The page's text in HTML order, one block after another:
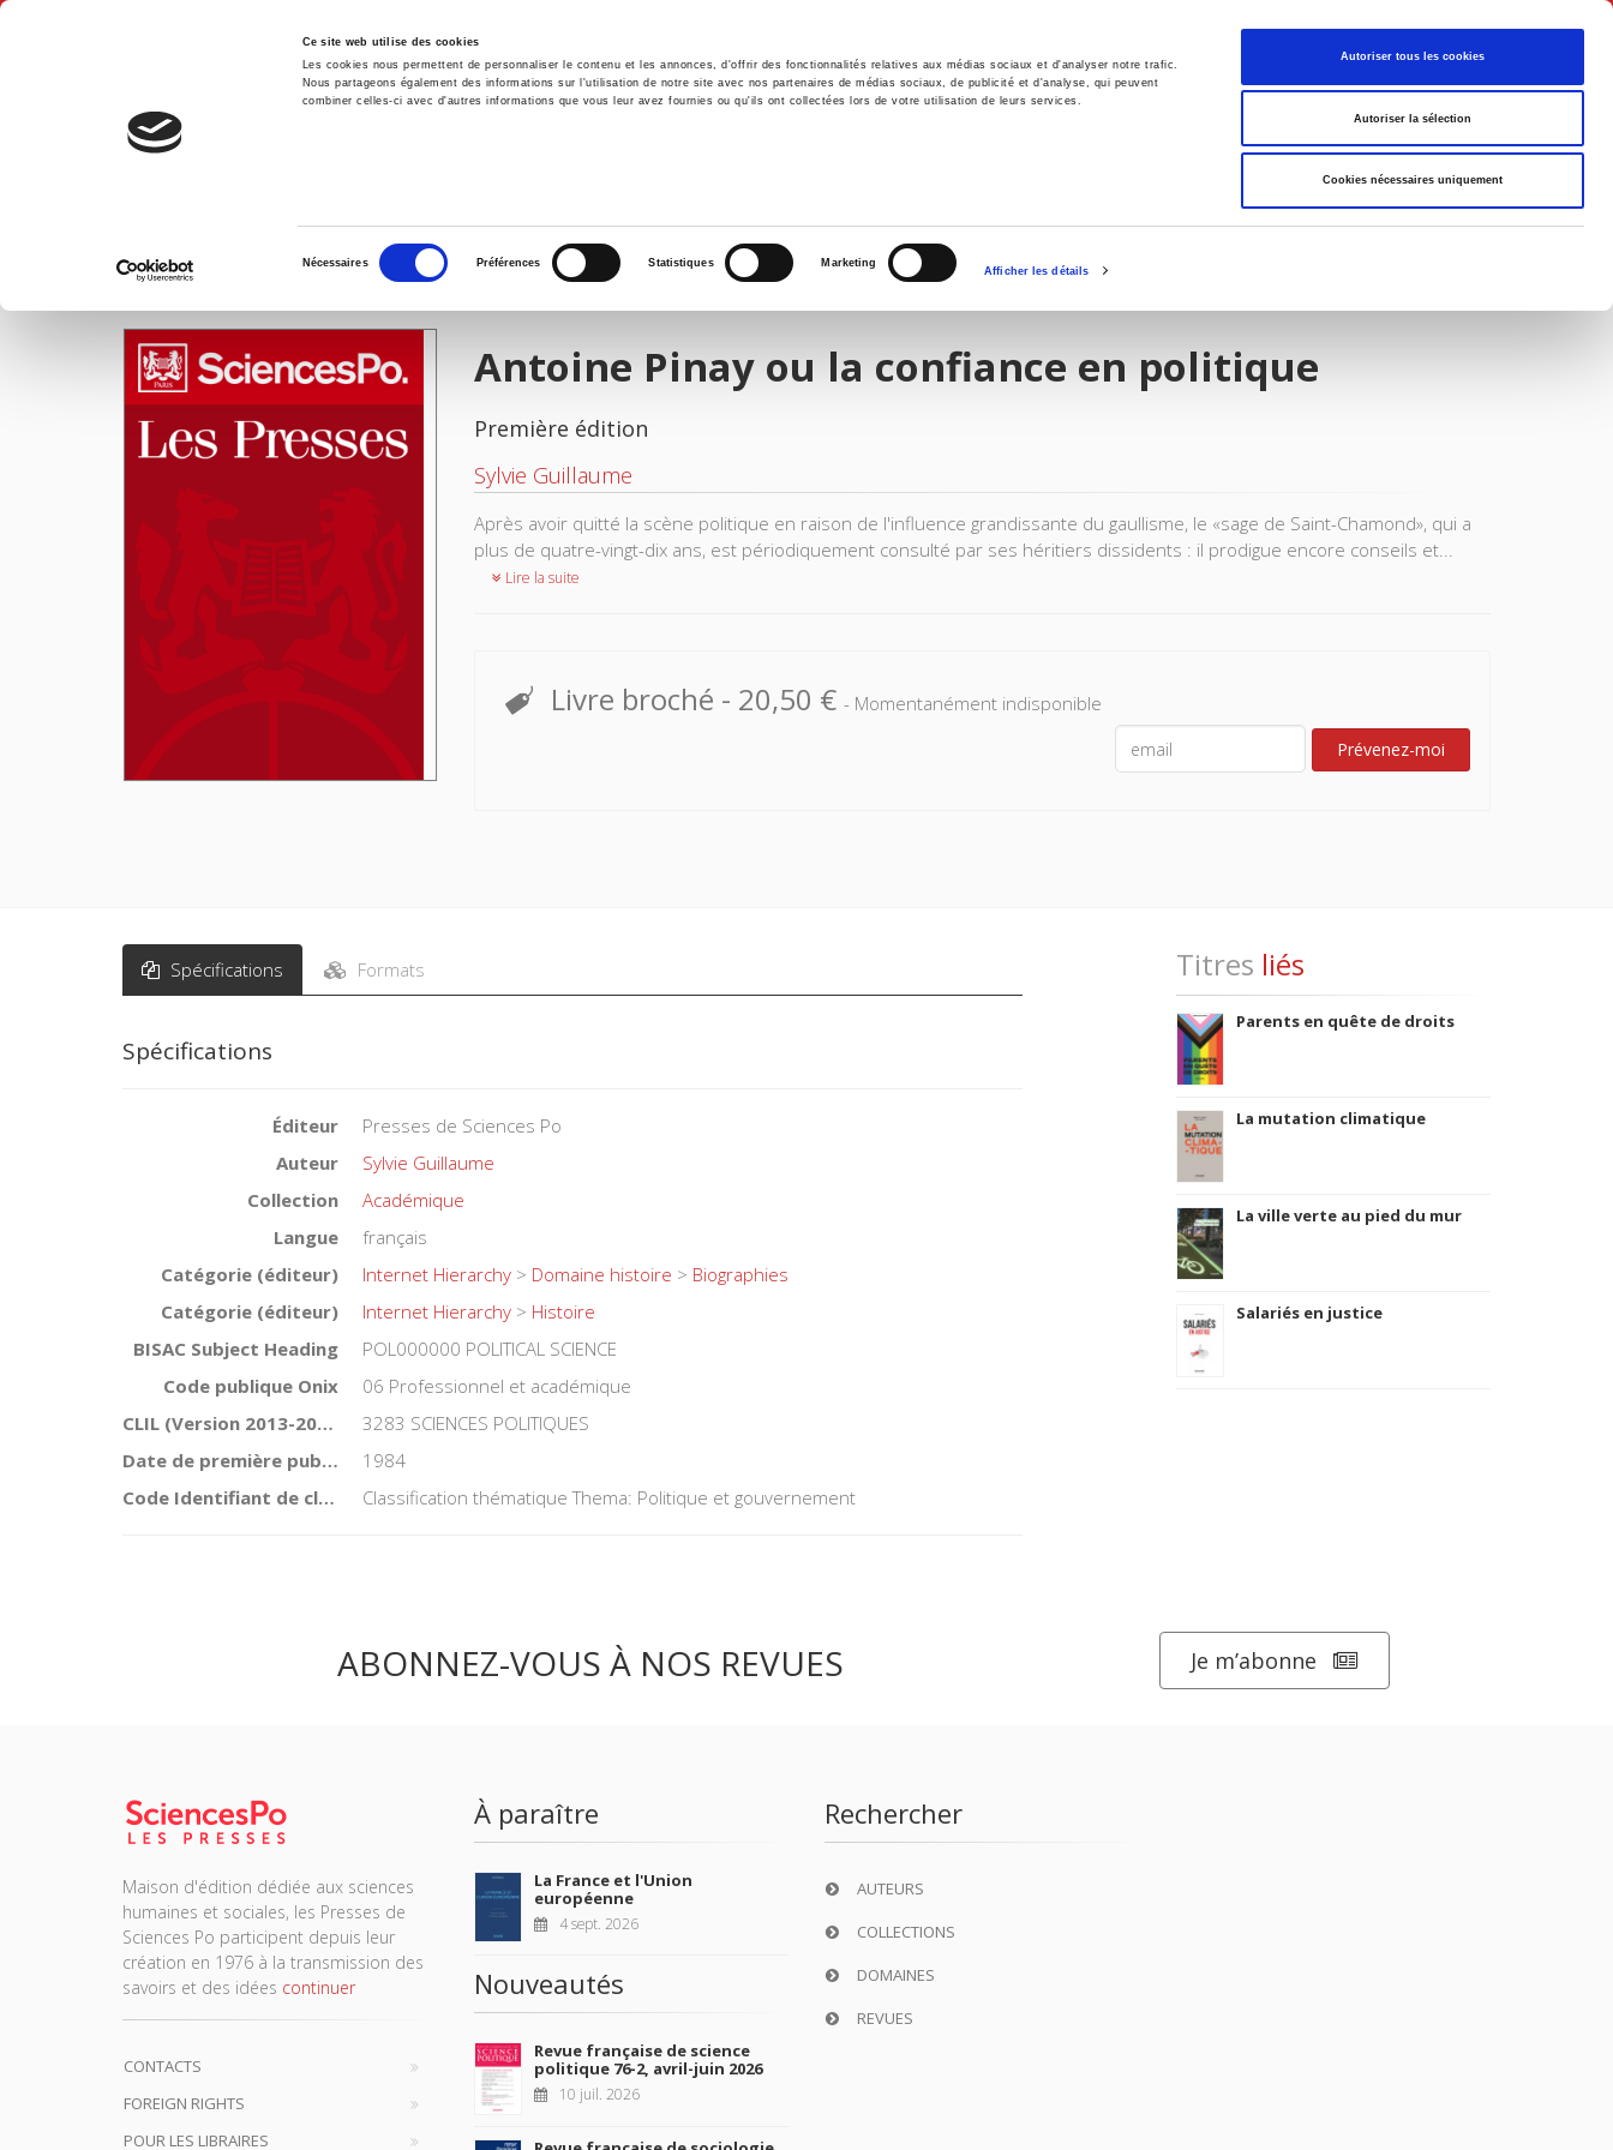
Ce site web utilise des cookies
Les cookies nous permettent de personnaliser le contenu et les annonces, d'offrir des fonctionnalités relatives aux médias sociaux et d'analyser notre trafic.
Nous partageons également des informations sur l'utilisation de notre site avec nos partenaires de médias sociaux, de publicité et d'analyse, qui peuvent
combiner celles-ci avec d'autres informations que vous leur avez fournies ou qu'ils ont collectées lors de votre utilisation de leurs services.
consentement
Nécessaires Préférences Statistiques Marketing
Afficher les détails
Autoriser tous les cookies
Autoriser la sélection
Cookies nécessaires uniquement
Français
Accueil Environnement Histoire International
IMAGES
Antoine Pinay ou la confiance en politique
Première édition
Sylvie Guillaume
Après avoir quitté la scène politique en raison de l'influence grandissante du gaullisme, le «sage de Saint-Chamond», qui a
plus de quatre-vingt-dix ans, est périodiquement consulté par ses héritiers dissidents : il prodigue encore conseils et...
Lire la suite
Livre broché - 20,50 € - Momentanément indisponible
Prévenez-moi
Spécifications Formats
Spécifications
Éditeur
Presses de Sciences Po
Auteur
Sylvie Guillaume
Collection
Académique
Langue
français
Catégorie (éditeur)
Internet Hierarchy > Domaine histoire > Biographies
Catégorie (éditeur)
Internet Hierarchy > Histoire
BISAC Subject Heading
POL000000 POLITICAL SCIENCE
Code publique Onix
06 Professionnel et académique
CLIL (Version 2013-2019 )
3283 SCIENCES POLITIQUES
Date de première publication du titre
1984
Code Identifiant de classement sujet
Classification thématique Thema: Politique et gouvernement
Titres liés
Parents en quête de droits
La mutation climatique
La ville verte au pied du mur
Salariés en justice
ABONNEZ-VOUS À NOS REVUES Je m’abonne
Maison d'édition dédiée aux sciences
humaines et sociales, les Presses de
Sciences Po participent depuis leur
création en 1976 à la transmission des
savoirs et des idées continuer
CONTACTS
FOREIGN RIGHTS
POUR LES LIBRAIRES
À paraître
La France et l'Union
européenne
4 sept. 2026
Nouveautés
Revue française de science
politique 76-2, avril-juin 2026
10 juil. 2026
Rechercher
AUTEURS
COLLECTIONS
DOMAINES
REVUES